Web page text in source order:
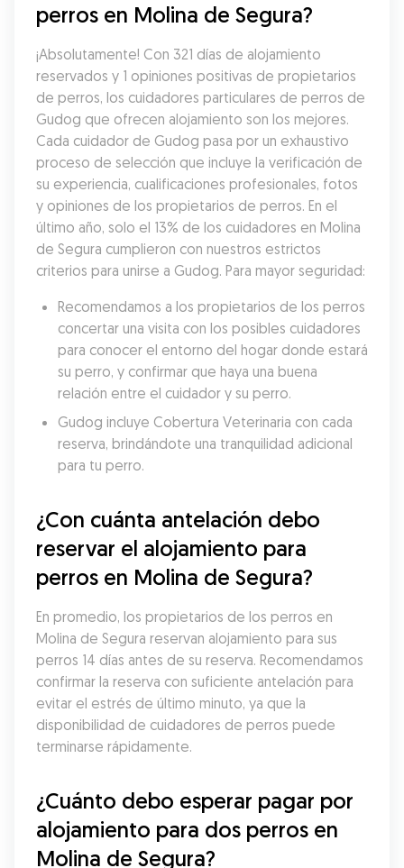
perros en Molina de Segura?
¡Absolutamente! Con 321 días de alojamiento
reservados y 1 opiniones positivas de propietarios
de perros, los cuidadores particulares de perros de
Gudog que ofrecen alojamiento son los mejores.
Cada cuidador de Gudog pasa por un exhaustivo
proceso de selección que incluye la verificación de
su experiencia, cualificaciones profesionales, fotos
y opiniones de los propietarios de perros. En el
último año, solo el 13% de los cuidadores en Molina
de Segura cumplieron con nuestros estrictos
criterios para unirse a Gudog. Para mayor seguridad:
Recomendamos a los propietarios de los perros
concertar una visita con los posibles cuidadores
para conocer el entorno del hogar donde estará
su perro, y confirmar que haya una buena
relación entre el cuidador y su perro.
Gudog incluye Cobertura Veterinaria con cada
reserva, brindándote una tranquilidad adicional
para tu perro.
¿Con cuánta antelación debo
reservar el alojamiento para
perros en Molina de Segura?
En promedio, los propietarios de los perros en
Molina de Segura reservan alojamiento para sus
perros 14 días antes de su reserva. Recomendamos
confirmar la reserva con suficiente antelación para
evitar el estrés de último minuto, ya que la
disponibilidad de cuidadores de perros puede
terminarse rápidamente.
¿Cuánto debo esperar pagar por
alojamiento para dos perros en
Molina de Segura?